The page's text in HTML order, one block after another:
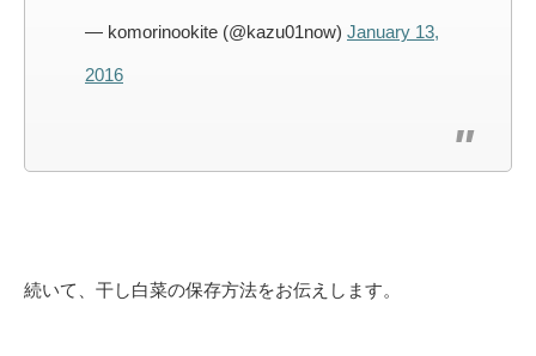
— komorinookite (@kazu01now) January 13,
2016
続いて、干し白菜の保存方法をお伝えします。